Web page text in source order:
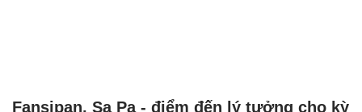
Fansipan, Sa Pa - điểm đến lý tưởng cho kỳ